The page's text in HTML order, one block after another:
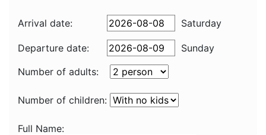
Arrival date: Saturday
Departure date:
Sunday
Number of adults:
Number of children:
Full Name: